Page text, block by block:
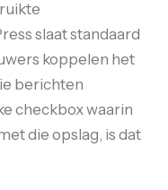
slaat standaard
koppelen het
berichten
checkbox waarin
die opslag, is dat